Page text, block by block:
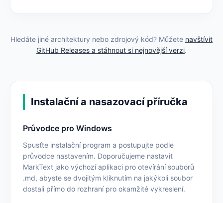
Hledáte jiné architektury nebo zdrojový kód? Můžete navštívit
GitHub Releases a stáhnout si nejnovější verzi.
Instalační a nasazovací příručka
Průvodce pro Windows
Spusťte instalační program a postupujte podle
průvodce nastavením. Doporučujeme nastavit
MarkText jako výchozí aplikaci pro otevírání souborů
.md, abyste se dvojitým kliknutím na jakýkoli soubor
dostali přímo do rozhraní pro okamžité vykreslení.